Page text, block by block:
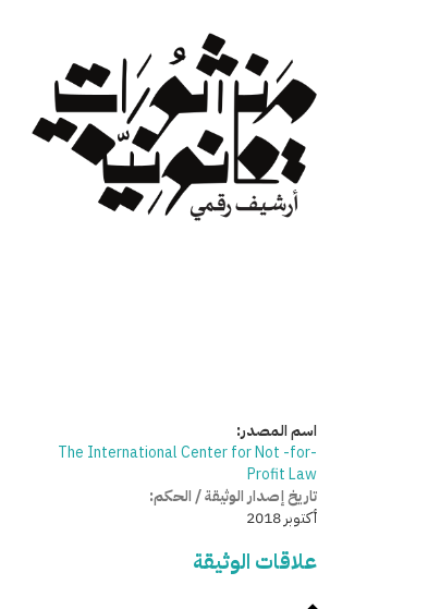
اسم المصدر:
The International Center for Not -for-
Profit Law
تاريخ إصدار الوثيقة / الحكم:
أكتوبر 2018
علاقات الوثيقة